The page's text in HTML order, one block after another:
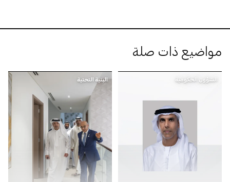
مواضيع ذات صلة
الشؤون الحكومية البنية التحتية